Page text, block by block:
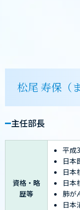
松尾 寿保（
主任部長
資格・略
歴等
平成
日本
日本
日本
肺が
日本